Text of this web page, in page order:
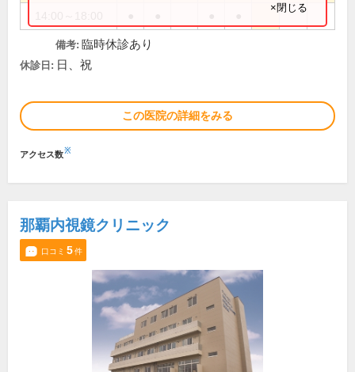
×閉じる
備考: 臨時休診あり
休診日: 日、祝
この医院の詳細をみる
アクセス数※
那覇内視鏡クリニック
口コミ 5件